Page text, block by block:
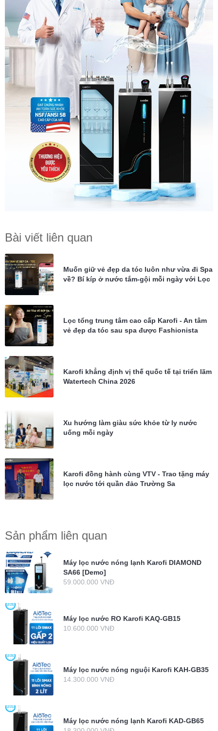
Bài viết liên quan
Muốn giữ vẻ đẹp da tóc luôn như vừa đi Spa
về? Bí kíp ở nước tắm-gội mỗi ngày với Lọc
Lọc tổng trung tâm cao cấp Karofi - An tâm
vẻ đẹp da tóc sau spa được Fashionista
Karofi khẳng định vị thế quốc tế tại triển lãm
Watertech China 2026
Xu hướng làm giàu sức khỏe từ ly nước
uống mỗi ngày
Karofi đồng hành cùng VTV - Trao tặng máy
lọc nước tới quần đảo Trường Sa
Sản phẩm liên quan
Máy lọc nước nóng lạnh Karofi DIAMOND
SA66 [Demo]
59.000.000 VNĐ
Máy lọc nước RO Karofi KAQ-GB15
10.600.000 VNĐ
Máy lọc nước nóng nguội Karofi KAH-GB35
14.300.000 VNĐ
Máy lọc nước nóng lạnh Karofi KAD-GB65